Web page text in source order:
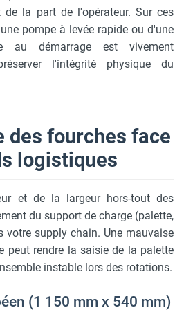
de la part de l'opérateur. Sur ces
pompe à levée rapide ou d'une
au démarrage est vivement
l'intégrité physique du
des fourches face
logistiques
et de la largeur hors-tout des
du support de charge (palette,
votre supply chain. Une mauvaise
peut rendre la saisie de la palette
instable lors des rotations.
(1 150 mm x 540 mm)